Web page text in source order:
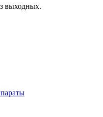
выходных.